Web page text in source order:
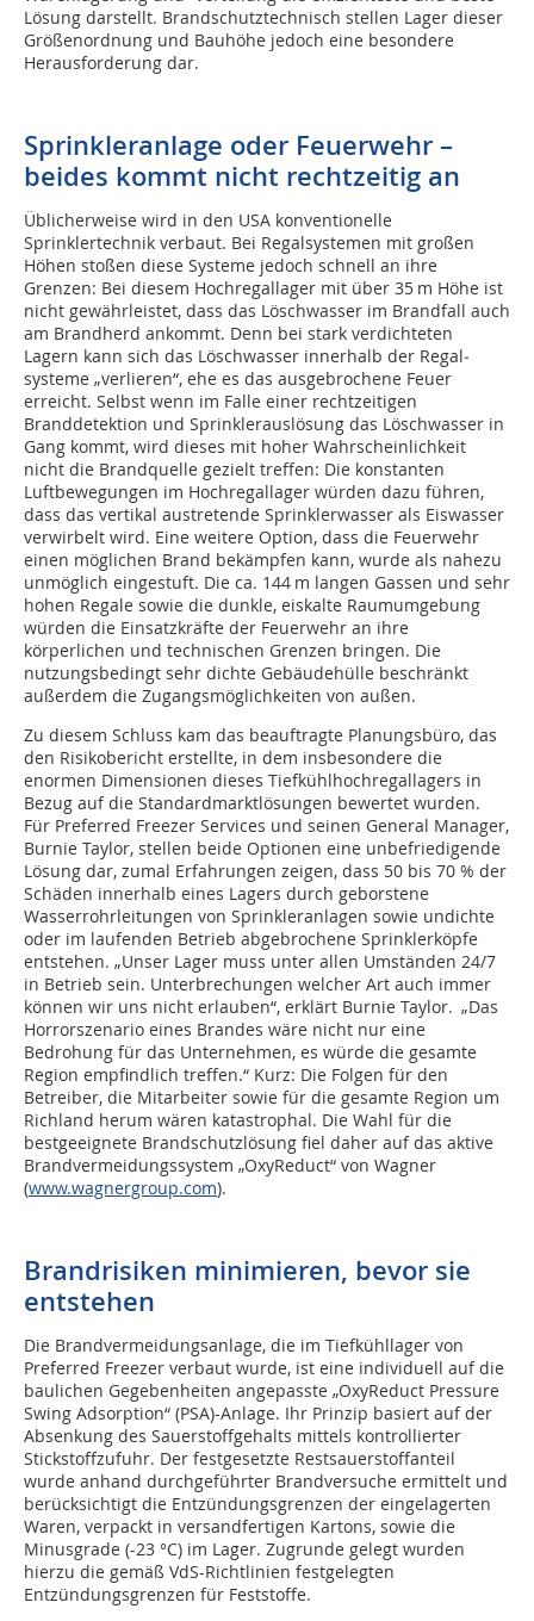
Lösung darstellt. Brandschutztechnisch stellen Lager dieser
Größenordnung und Bauhöhe jedoch eine besondere
Herausforderung dar.
Sprinkleranlage oder Feuerwehr –
beides kommt nicht rechtzeitig an
Üblicherweise wird in den USA konventionelle
Sprinklertechnik verbaut. Bei Regalsystemen mit großen
Höhen stoßen diese Systeme jedoch schnell an ihre
Grenzen: Bei diesem Hochregallager mit über 35 m Höhe ist
nicht gewährleistet, dass das Löschwasser im Brandfall auch
am Brandherd ankommt. Denn bei stark verdichteten
Lagern kann sich das Löschwasser innerhalb der Regal­
systeme „verlieren“, ehe es das ausgebrochene Feuer
erreicht. Selbst wenn im Falle einer rechtzeitigen
Branddetektion und Sprinklerauslösung das Löschwasser in
Gang kommt, wird dieses mit hoher Wahrscheinlichkeit
nicht die Brandquelle gezielt treffen: Die konstanten
Luftbewegungen im Hochregallager würden dazu führen,
dass das vertikal austretende Sprinklerwasser als Eiswasser
verwirbelt wird. Eine weitere Option, dass die Feuerwehr
einen möglichen Brand bekämpfen kann, wurde als nahezu
unmöglich eingestuft. Die ca. 144 m langen Gassen und sehr
hohen Regale sowie die dunkle, eiskalte Raumumgebung
würden die Einsatzkräfte der Feuerwehr an ihre
körperlichen und technischen Grenzen bringen. Die
nutzungsbedingt sehr dichte Gebäudehülle beschränkt
außerdem die Zugangsmöglichkeiten von außen.
Zu diesem Schluss kam das beauftragte Planungsbüro, das
den Risikobericht erstellte, in dem insbesondere die
enormen Dimensionen dieses Tiefkühlhochregallagers in
Bezug auf die Standardmarktlösungen bewertet wurden.
Für Preferred Freezer Services und seinen General Manager,
Burnie Taylor, stellen beide Optionen eine unbefriedigende
Lösung dar, zumal Erfahrungen zeigen, dass 50 bis 70 % der
Schäden innerhalb eines Lagers durch geborstene
Wasserrohrleitungen von Sprinkleranlagen sowie undichte
oder im laufenden Betrieb abgebrochene Sprinklerköpfe
entstehen. „Unser Lager muss unter allen Umständen 24/7
in Betrieb sein. Unterbrechungen welcher Art auch immer
können wir uns nicht erlauben“, erklärt Burnie Taylor. „Das
Horrorszenario eines Brandes wäre nicht nur eine
Bedrohung für das Unternehmen, es würde die gesamte
Region empfindlich treffen.“ Kurz: Die Folgen für den
Betreiber, die Mitarbeiter sowie für die gesamte Region um
Richland herum wären katastrophal. Die Wahl für die
bestgeeignete Brandschutzlösung fiel daher auf das aktive
Brandvermeidungssystem „OxyReduct“ von Wagner
(www.wagnergroup.com).
Brandrisiken minimieren, bevor sie
entstehen
Die Brandvermeidungsanlage, die im Tiefkühllager von
Preferred Freezer verbaut wurde, ist eine individuell auf die
baulichen Gegebenheiten angepasste „OxyReduct Pressure
Swing Adsorption“ (PSA)-Anlage. Ihr Prinzip basiert auf der
Absenkung des Sauerstoffgehalts mittels kontrollierter
Stickstoffzufuhr. Der festgesetzte Restsauerstoffanteil
wurde anhand durchgeführter Brandversuche ermittelt und
berücksichtigt die Entzündungsgrenzen der eingelagerten
Waren, verpackt in versandfertigen Kartons, sowie die
Minusgrade (-23 °C) im Lager. Zugrunde gelegt wurden
hierzu die gemäß VdS-Richtlinien festgelegten
Entzündungsgrenzen für Feststoffe.